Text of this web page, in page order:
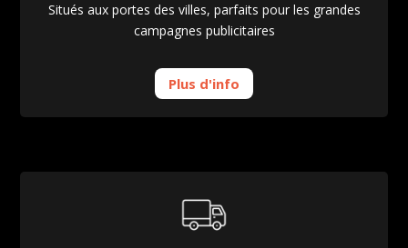
Situés aux portes des villes, parfaits pour les grandes
campagnes publicitaires
Plus d'info